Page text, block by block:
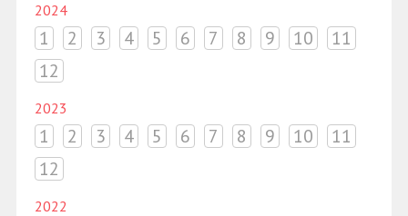
2024
1 2 3 4 5 6 7 8 9 10
11
12
2023
1 2 3 4 5 6 7 8 9 10
11
12
2022